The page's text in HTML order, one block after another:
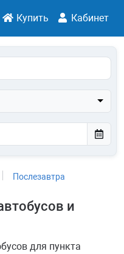
Купить Кабинет
Послезавтра
и
для пункта